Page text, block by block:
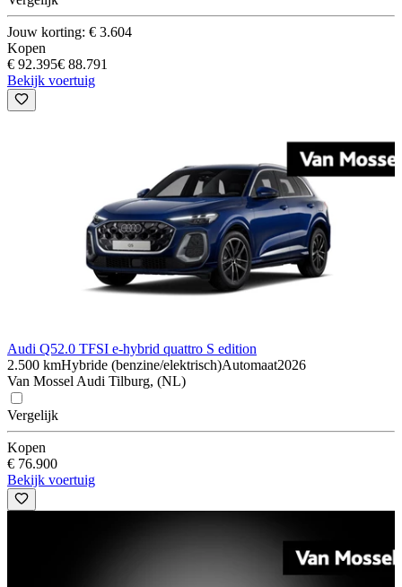
Jouw korting: € 3.604
Kopen
€ 92.395€ 88.791
Bekijk voertuig
Audi Q52.0 TFSI e-hybrid quattro S edition
2.500 kmHybride (benzine/elektrisch)Automaat2026
Van Mossel Audi Tilburg, (NL)
Vergelijk
Kopen
€ 76.900
Bekijk voertuig